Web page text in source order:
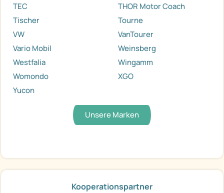
TEC
THOR Motor Coach
Tischer
Tourne
VW
VanTourer
Vario Mobil
Weinsberg
Westfalia
Wingamm
Womondo
XGO
Yucon
Unsere Marken
Kooperationspartner